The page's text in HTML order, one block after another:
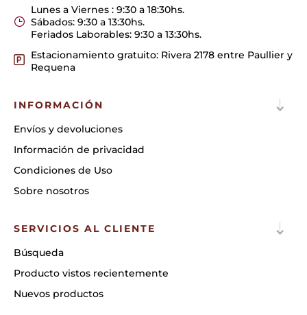
Lunes a Viernes : 9:30 a 18:30hs.
Sábados: 9:30 a 13:30hs.
Feriados Laborables: 9:30 a 13:30hs.
Estacionamiento gratuito: Rivera 2178 entre Paullier y
Requena
INFORMACIÓN
Envíos y devoluciones
Información de privacidad
Condiciones de Uso
Sobre nosotros
SERVICIOS AL CLIENTE
Búsqueda
Producto vistos recientemente
Nuevos productos